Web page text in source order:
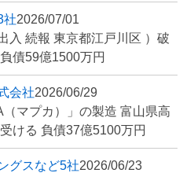
社2026/07/01
入 続報 東京都江戸川区 ）破
債59億1500万円
会社2026/06/29
（マプカ）」の製造 富山県高
ける 負債37億5100万円
グスなど5社2026/06/23